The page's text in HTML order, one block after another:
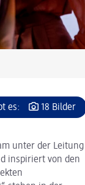
es: 18 Bilder
unter der Leitung
inspiriert von den